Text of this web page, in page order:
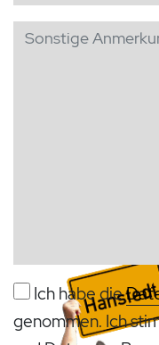
Ich habe die
genommen. Ich